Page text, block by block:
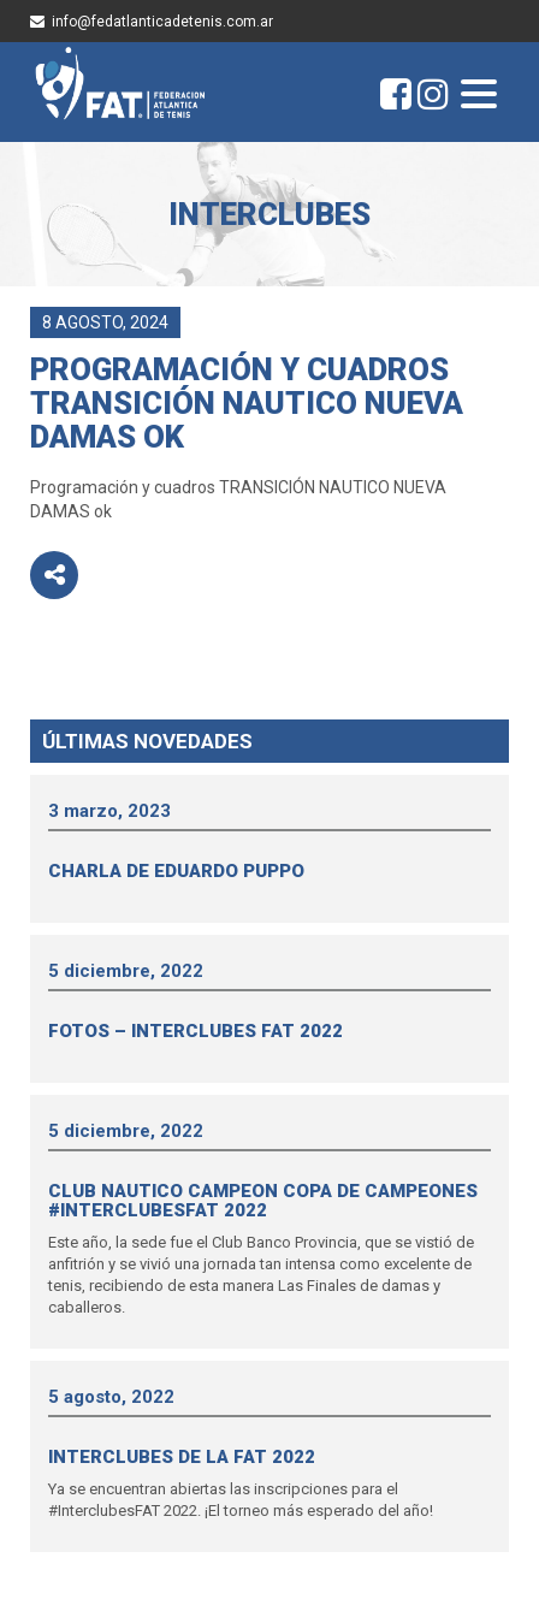
info@fedatlanticadetenis.com.ar
INTERCLUBES
8 AGOSTO, 2024
PROGRAMACIÓN Y CUADROS
TRANSICIÓN NAUTICO NUEVA
DAMAS OK
Programación y cuadros TRANSICIÓN NAUTICO NUEVA
DAMAS ok
ÚLTIMAS NOVEDADES
3 marzo, 2023
CHARLA DE EDUARDO PUPPO
5 diciembre, 2022
FOTOS – INTERCLUBES FAT 2022
5 diciembre, 2022
CLUB NAUTICO CAMPEON COPA DE CAMPEONES
#INTERCLUBESFAT 2022
Este año, la sede fue el Club Banco Provincia, que se vistió de
anfitrión y se vivió una jornada tan intensa como excelente de
tenis, recibiendo de esta manera Las Finales de damas y
caballeros.
5 agosto, 2022
INTERCLUBES DE LA FAT 2022
Ya se encuentran abiertas las inscripciones para el
#InterclubesFAT 2022. ¡El torneo más esperado del año!